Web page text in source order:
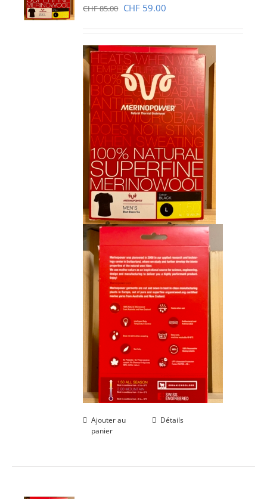
CHF85.00 Le
initial
était :
CHF 85.00.
CHF 59.00
actuel
est :
CHF 59.00.
Ajouter au
panier
Détails